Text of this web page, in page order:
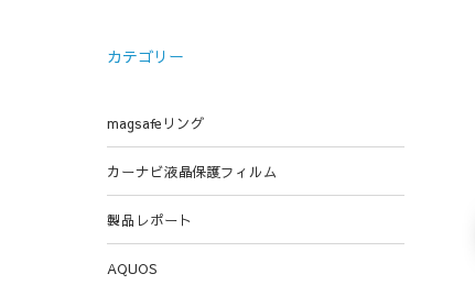
カテゴリー
magsafeリング
カーナビ液晶保護フィルム
製品レポート
AQUOS